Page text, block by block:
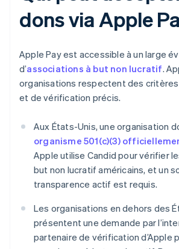
dons via Apple
Apple Pay est accessible à un large
d’associations à but non lucratif.
organisations respectent des critères
et de vérification précis.
Aux États-Unis, une organisation
organisme 501(c)(3)
Apple utilise Candid pour vérifier
but non lucratif américains, et un
transparence actif est requis.
Les organisations en dehors des
présentent une demande par
partenaire de vérification d’Apple